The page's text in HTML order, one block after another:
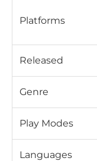
Platforms
Released
Genre
Play Modes
Languages